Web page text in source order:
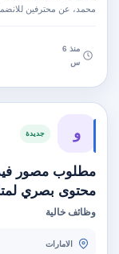
محمد، عن محترفين
منذ 6
س
و جديدة
مطلوب مصور
محتوى بصري
وظائف خالية
الامارات